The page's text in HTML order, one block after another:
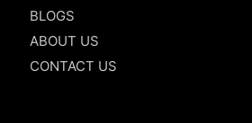
BLOGS
ABOUT US
CONTACT US